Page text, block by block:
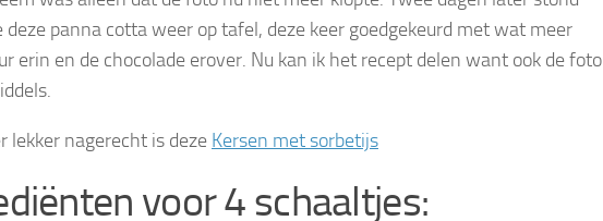
deze panna cotta weer op tafel, deze keer goedgekeurd met wat meer
erin en de chocolade erover. Nu kan ik het recept delen want ook de foto
lekker nagerecht is deze Kersen met sorbetijs
voor 4 schaaltjes: